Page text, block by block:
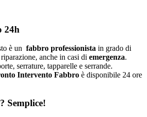
24h
è un fabbro professionista in grado di
anche in casi di emergenza.
serrature, tapparelle e serrande.
Intervento Fabbro è disponibile 24 ore
Semplice!